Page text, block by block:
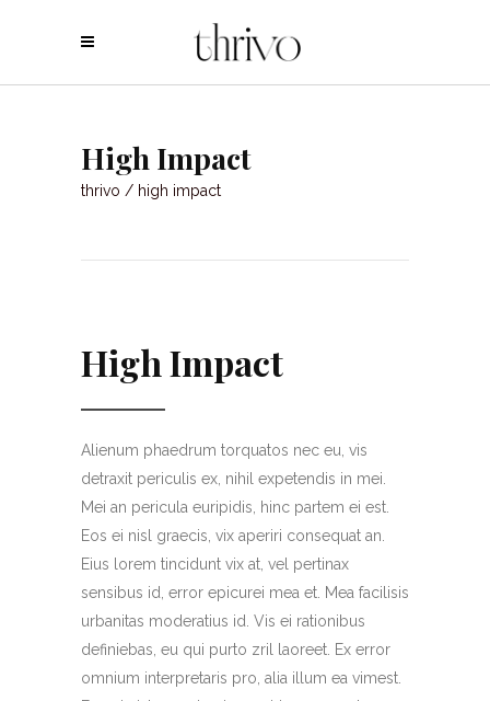
High Impact
thrivo / high impact
High Impact
Alienum phaedrum torquatos nec eu, vis
detraxit periculis ex, nihil expetendis in mei.
Mei an pericula euripidis, hinc partem ei est.
Eos ei nisl graecis, vix aperiri consequat an.
Eius lorem tincidunt vix at, vel pertinax
sensibus id, error epicurei mea et. Mea facilisis
urbanitas moderatius id. Vis ei rationibus
definiebas, eu qui purto zril laoreet. Ex error
omnium interpretaris pro, alia illum ea vimest.